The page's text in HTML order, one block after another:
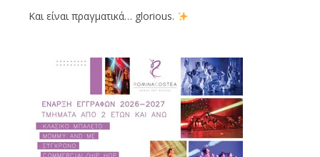
Και είναι πραγματικά… glorious.